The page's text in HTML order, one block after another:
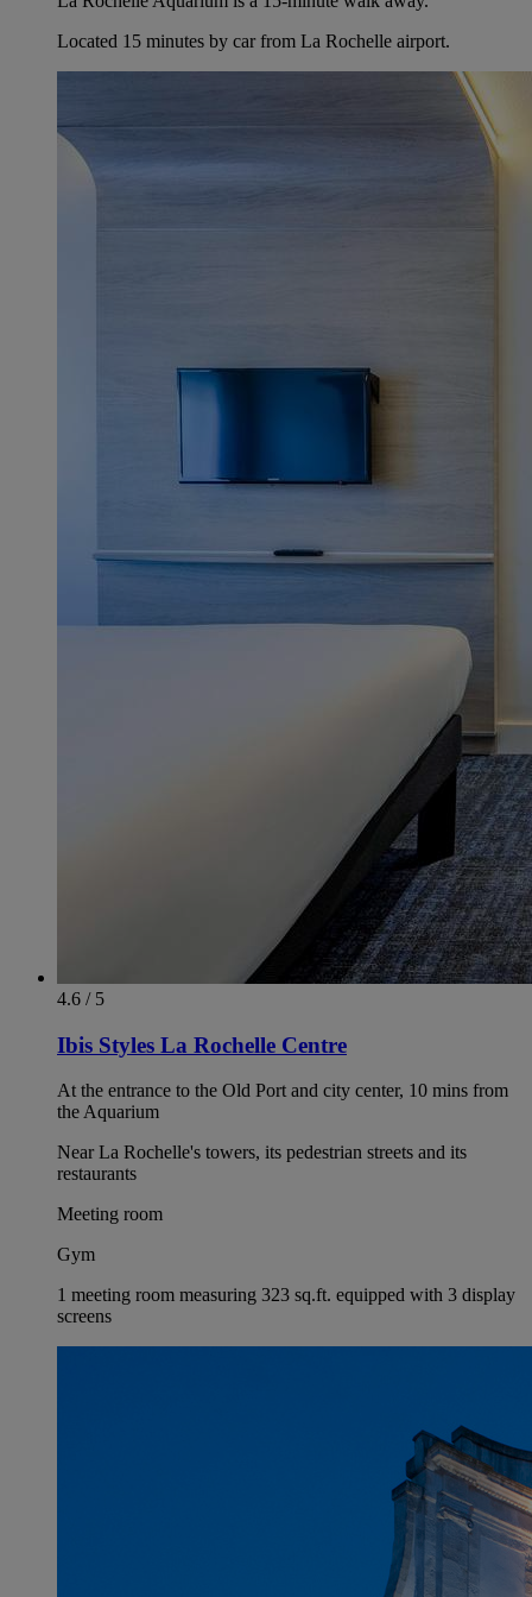
Located 15 minutes by car from La Rochelle airport.
4.6 / 5
Ibis Styles La Rochelle Centre
At the entrance to the Old Port and city center, 10 mins from
the Aquarium
Near La Rochelle's towers, its pedestrian streets and its
restaurants
Meeting room
Gym
1 meeting room measuring 323 sq.ft. equipped with 3 display
screens